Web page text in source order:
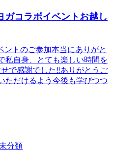
コラボイベントお越し
トのご参加本当にありがと
私自身、とても楽しい時間を
で感謝でした‼︎ありがとうご
ただけるよう今後も学びつつ
未分類